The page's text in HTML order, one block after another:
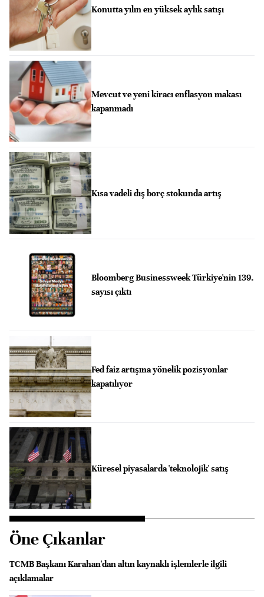
Konutta yılın en yüksek aylık satışı
Mevcut ve yeni kiracı enflasyon makası
kapanmadı
Kısa vadeli dış borç stokunda artış
Bloomberg Businessweek Türkiye'nin 139.
sayısı çıktı
Fed faiz artışına yönelik pozisyonlar
kapatılıyor
Küresel piyasalarda 'teknolojik' satış
Öne Çıkanlar
TCMB Başkanı Karahan'dan altın kaynaklı işlemlerle ilgili
açıklamalar